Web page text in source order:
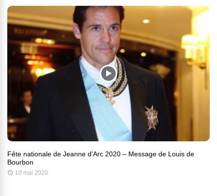
Fête nationale de Jeanne d’Arc 2020 – Message de Louis de
Bourbon
10 mai 2020